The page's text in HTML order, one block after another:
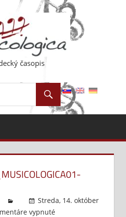
časopis
Streda, 14. október
vypnuté